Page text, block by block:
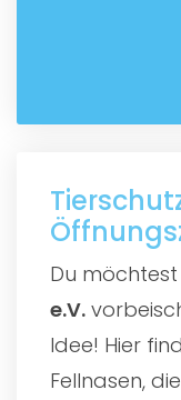
Du möchtest
e.V.
Idee! Hier
Fellnasen,